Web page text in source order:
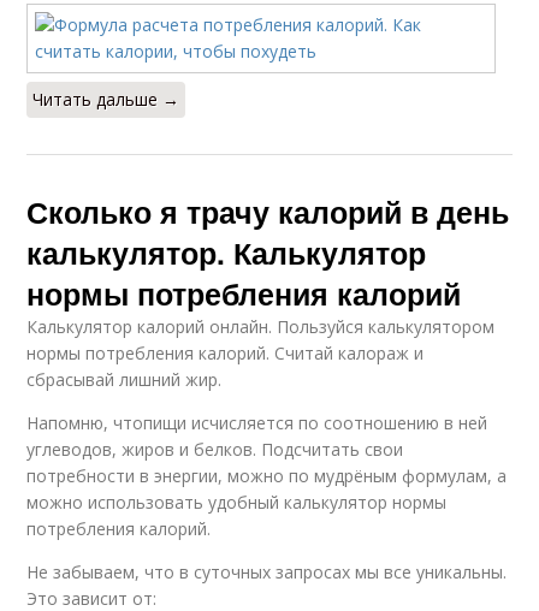
Читать дальше →
Сколько я трачу калорий в день
калькулятор. Калькулятор
нормы потребления калорий
Калькулятор калорий онлайн. Пользуйся калькулятором
нормы потребления калорий. Считай калораж и
сбрасывай лишний жир.
Напомню, чтопищи исчисляется по соотношению в ней
углеводов, жиров и белков. Подсчитать свои
потребности в энергии, можно по мудрёным формулам, а
можно использовать удобный калькулятор нормы
потребления калорий.
Не забываем, что в суточных запросах мы все уникальны.
Это зависит от: